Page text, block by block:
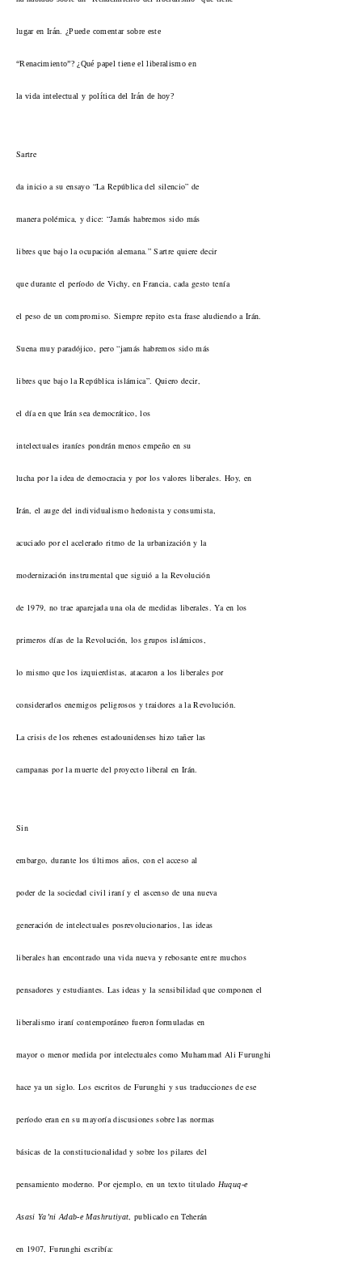
lugar en Irán. ¿Puede comentar sobre este
“Renacimiento”? ¿Qué papel tiene el liberalismo en
la vida intelectual y política del Irán de hoy?
Sartre
da inicio a su ensayo “La República del silencio” de
manera polémica, y dice: “Jamás habremos sido más
libres que bajo la ocupación alemana.” Sartre quiere decir
que durante el período de Vichy, en Francia, cada gesto tenía
el peso de un compromiso. Siempre repito esta frase aludiendo a Irán.
Suena muy paradójico, pero “jamás habremos sido más
libres que bajo la República islámica”. Quiero decir,
el día en que Irán sea democrático, los
intelectuales iraníes pondrán menos empeño en su
lucha por la idea de democracia y por los valores liberales. Hoy, en
Irán, el auge del individualismo hedonista y consumista,
acuciado por el acelerado ritmo de la urbanización y la
modernización instrumental que siguió a la Revolución
de 1979, no trae aparejada una ola de medidas liberales. Ya en los
primeros días de la Revolución, los grupos islámicos,
lo mismo que los izquierdistas, atacaron a los liberales por
considerarlos enemigos peligrosos y traidores a la Revolución.
La crisis de los rehenes estadounidenses hizo tañer las
campanas por la muerte del proyecto liberal en Irán.
Sin
embargo, durante los últimos años, con el acceso al
poder de la sociedad civil iraní y el ascenso de una nueva
generación de intelectuales posrevolucionarios, las ideas
liberales han encontrado una vida nueva y rebosante entre muchos
pensadores y estudiantes. Las ideas y la sensibilidad que componen el
liberalismo iraní contemporáneo fueron formuladas en
mayor o menor medida por intelectuales como Muhammad Ali Furunghi
hace ya un siglo. Los escritos de Furunghi y sus traducciones de ese
período eran en su mayoría discusiones sobre las normas
básicas de la constitucionalidad y sobre los pilares del
pensamiento moderno. Por ejemplo, en un texto titulado Huquq-e
Asasi Ya’ni Adab-e Mashrutiyat, publicado en Teherán
en 1907, Furunghi escribía: